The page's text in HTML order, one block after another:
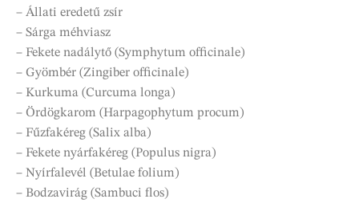
– Állati eredetű zsír
– Sárga méhviasz
– Fekete nadálytő (Symphytum officinale)
– Gyömbér (Zingiber officinale)
– Kurkuma (Curcuma longa)
– Ördögkarom (Harpagophytum procum)
– Fűzfakéreg (Salix alba)
– Fekete nyárfakéreg (Populus nigra)
– Nyírfalevél (Betulae folium)
– Bodzavirág (Sambuci flos)